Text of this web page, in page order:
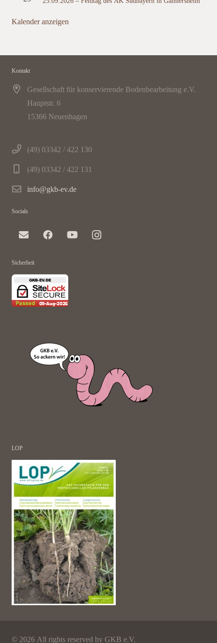
Kalender anzeigen
Kontakt
Gesellschaft für konservierende Bodenbearbeitung e.V.
Hauptstr. 6
15366 Neuenhagen
(49) 03342 / 422 130
(49) 03342 / 422 131
info@gkb-ev.de
Socials
Sicherheit
LOP
©2026 All rights reserved by GKB e.V.